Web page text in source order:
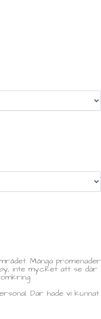
Många promenader
inte mycket att se där
Där hade vi kunnat